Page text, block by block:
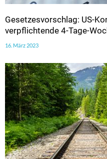
Gesetzesvorschlag: US-
verpflichtende 4-Tage-
16. März 2023